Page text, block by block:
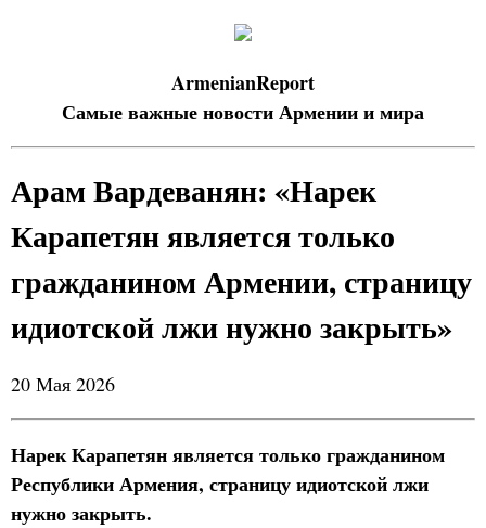
ArmenianReport
Самые важные новости Армении и мира
Арам Вардеванян: «Нарек
Карапетян является только
гражданином Армении, страницу
идиотской лжи нужно закрыть»
20 Мая 2026
Нарек Карапетян является только гражданином
Республики Армения, страницу идиотской лжи
нужно закрыть.